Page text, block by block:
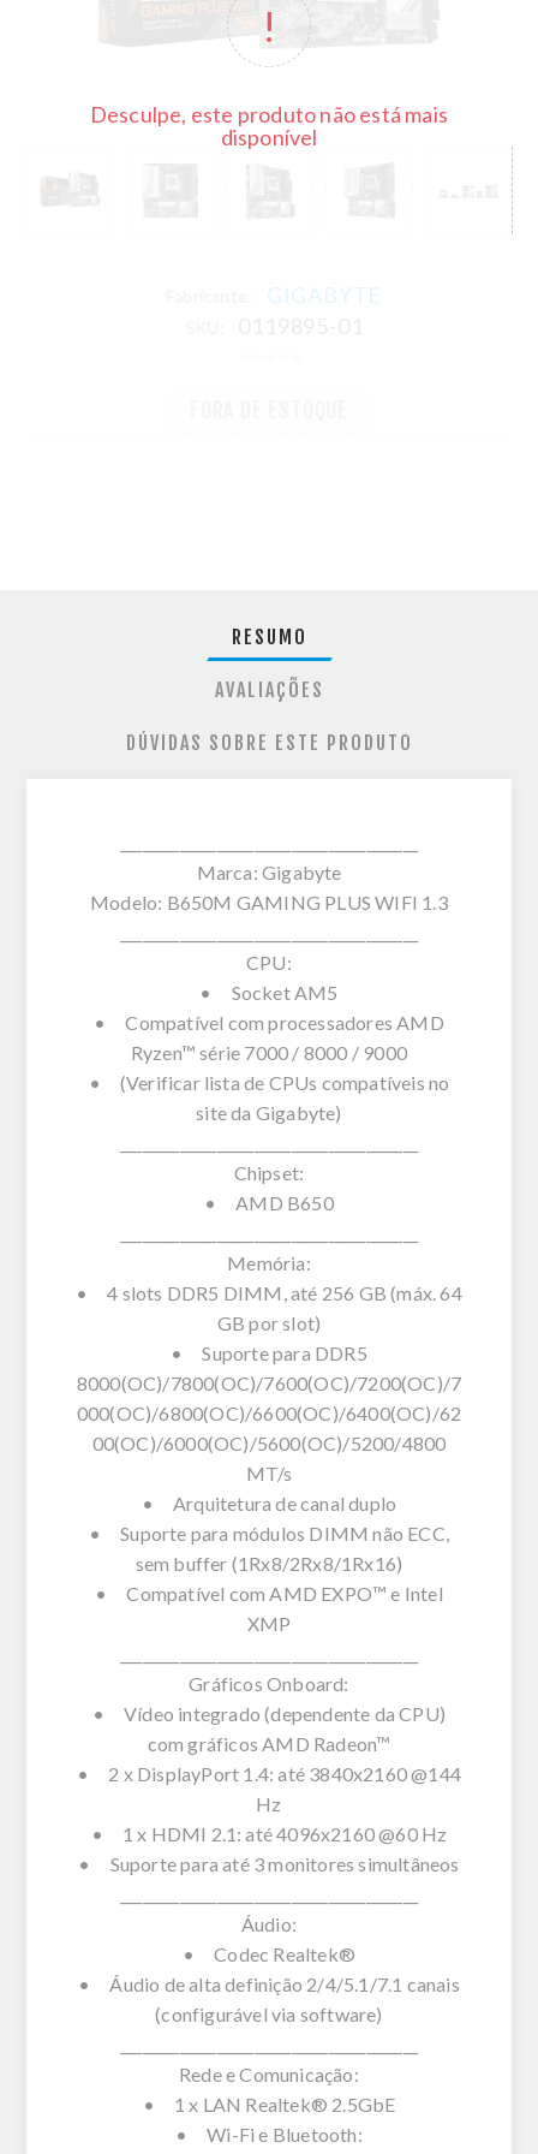
Desculpe, este produto não está mais
disponível
GIGABYTE
RESUMO
AVALIAÇÕES
DÚVIDAS SOBRE ESTE PRODUTO
Marca: Gigabyte
Modelo: B650M GAMING PLUS WIFI 1.3
CPU:
• Socket AM5
• Compatível com processadores AMD
Ryzen™ série 7000 / 8000 / 9000
• (Verificar lista de CPUs compatíveis no
site da Gigabyte)
Chipset:
• AMD B650
Memória:
• 4 slots DDR5 DIMM, até 256 GB (máx. 64
GB por slot)
• Suporte para DDR5
8000(OC)/7800(OC)/7600(OC)/7200(OC)/7
000(OC)/6800(OC)/6600(OC)/6400(OC)/62
00(OC)/6000(OC)/5600(OC)/5200/4800
MT/s
• Arquitetura de canal duplo
• Suporte para módulos DIMM não ECC,
sem buffer (1Rx8/2Rx8/1Rx16)
• Compatível com AMD EXPO™ e Intel
XMP
Gráficos Onboard:
• Vídeo integrado (dependente da CPU)
com gráficos AMD Radeon™
• 2 x DisplayPort 1.4: até 3840x2160 @144
Hz
• 1 x HDMI 2.1: até 4096x2160 @60 Hz
• Suporte para até 3 monitores simultâneos
Áudio:
• Codec Realtek®
• Áudio de alta definição 2/4/5.1/7.1 canais
(configurável via software)
Rede e Comunicação:
• 1 x LAN Realtek® 2.5GbE
• Wi-Fi e Bluetooth: